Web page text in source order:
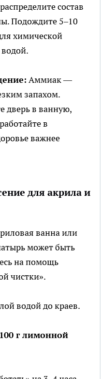
состав
Подождите 5–10
химической
Аммиак —
запахом.
дверь в ванную,
в
важнее
для акрила и
ванна или
может быть
на помощь
чистки».
водой до краев.
г лимонной